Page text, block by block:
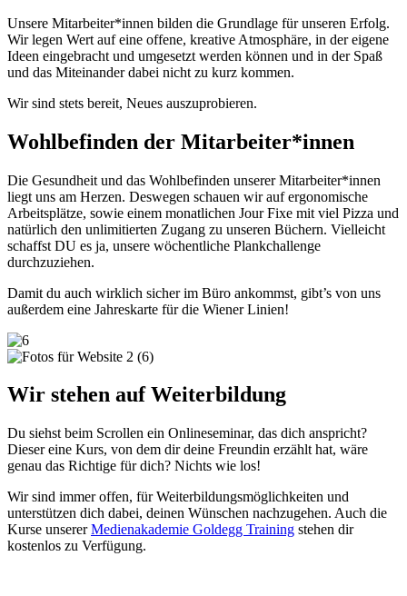
Unsere Mitarbeiter*innen bilden die Grundlage für unseren Erfolg.
Wir legen Wert auf eine offene, kreative Atmosphäre, in der eigene
Ideen eingebracht und umgesetzt werden können und in der Spaß
und das Miteinander dabei nicht zu kurz kommen.
Wir sind stets bereit, Neues auszuprobieren.
Wohlbefinden der Mitarbeiter*innen
Die Gesundheit und das Wohlbefinden unserer Mitarbeiter*innen
liegt uns am Herzen. Deswegen schauen wir auf ergonomische
Arbeitsplätze, sowie einem monatlichen Jour Fixe mit viel Pizza und
natürlich den unlimitierten Zugang zu unseren Büchern. Vielleicht
schaffst DU es ja, unsere wöchentliche Plankchallenge
durchzuziehen.
Damit du auch wirklich sicher im Büro ankommst, gibt’s von uns
außerdem eine Jahreskarte für die Wiener Linien!
Wir stehen auf Weiterbildung
Du siehst beim Scrollen ein Onlineseminar, das dich anspricht?
Dieser eine Kurs, von dem dir deine Freundin erzählt hat, wäre
genau das Richtige für dich? Nichts wie los!
Wir sind immer offen, für Weiterbildungsmöglichkeiten und
unterstützen dich dabei, deinen Wünschen nachzugehen. Auch die
Kurse unsererMedienakademie Goldegg Training stehen dir
kostenlos zu Verfügung.